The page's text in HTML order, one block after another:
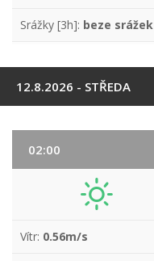
Srážky [3h]: beze srážek
12.8.2026 - STŘEDA
02:00
Vítr: 0.56m/s